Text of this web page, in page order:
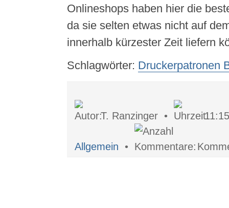
Onlineshops haben hier die
da sie selten etwas nicht auf
innerhalb kürzester Zeit liefern
Schlagwörter: Druckerpatronen
T. Ranzinger •
Allgemein •